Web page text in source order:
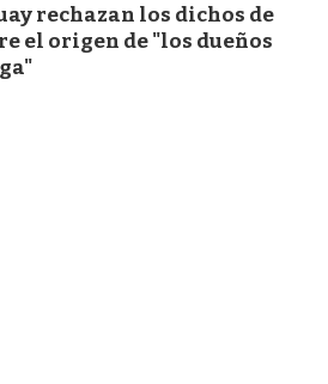
rechazan los dichos de
el origen de "los dueños